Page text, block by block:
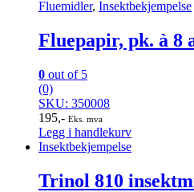
Fluemidler, Insektbekjempelse
Fluepapir, pk. à 8
0 out of 5
(0)
SKU: 350008
195,- Eks. mva
Legg i handlekurv
Insektbekjempelse
Trinol 810